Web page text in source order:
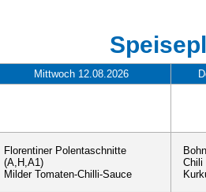
Mittwoch 12.08.2026
Florentiner Polentaschnitte
(A,H,A1)
Milder Tomaten-Chilli-Sauce
Chili